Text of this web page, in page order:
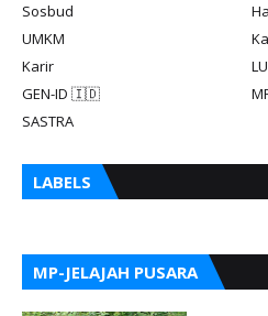
Sosbud
UMKM
Karir
GEN-ID 🇮🇩
SASTRA
LABELS
MP-JELAJAH PUSARA